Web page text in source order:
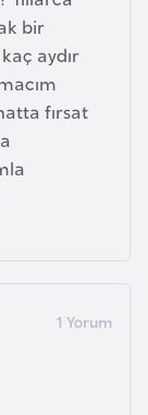
bir
aydır
fırsat